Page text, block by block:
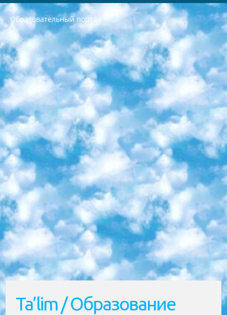
Образовательный портал
РЕСПУБЛИКА УЗБЕКИСТАН МИНИСТРЕРСТВО ДОШКОЛЬНОГО И ШКОЛЬНОГО ОБРАЗОВАНИЯ КОМАНДА в общеобразовательных учреждениях в 2023-2024 учебном году организация и проведение итоговой государственной аттестации обучающихся о Министра дошкольного и школьного образования Республики Узбекистан от 4 марта 2008 года (постановлением Минюста от 20 марта 2008 года № 1778 государственной регистрации) «Итоговое состояние учащихся общего среднего образования на основании положения об утверждении положения об аттестации общего среднего образования выпускной экзамен студентов в образовательных учреждениях в 2023-2024 учебном году В целях организации и прохождения аттестации приказываю: 1. Следующее: перечень предметов, по которым будет проводиться итоговая государственная аттестация и экзамен формы перевода согласно приложению 1; сертификаты международного образца, оценивающие уровень владения иностранными языками перечень согласно приложению 2; 2. Педагогический при специализированных образовательных учреждениях. научно-практический центр квалификации и международной оценки (Д.Давидова) 2024 г. До 25 марта: задания по предметам, по которым будет проводиться итоговая аттестация разработка и утверждение технических условий; итоговая аттестация на основании разработанного предметного задания разработка вопросов по предметам (устно и письменно), экзамен передача; общеобразовательные средние школы и специальные учебные заведения учащиеся выпускных классов школ и интернатов в агентской системе подготовка базы данных экзаменационных материалов и критериев оценки; перевод базы экзаменационных материалов на все языки обучения подать в Республиканский образовательный центр для изготовления; варианты экзаменов на основе разработанных контрольных материалов пусть будут поставлены задачи формирования. 3. Республиканский образовательный центр (Ш.Худайкулов) до 5 апреля 2024 года. до: база данных предоставленных экзаменационных материалов на все языки обучения перевод и экспертиза; для слепых, слабовидящих, глухих, слабослышащих и умственно отсталых детей учащиеся выпускных классов специализированных школ и школ-интернатов база данных экзаменационных материалов на всех преподаваемых языках подготовка критериев оценки; специализированные школы для умственно отсталых детей и технологии для учащихся выпускных классов школ-интернатов разработка соответствующих рекомендаций и критериев проведения ЕГЭ по естествознанию давать задания. 4. Педагогический при специализированных образовательных учреждениях. Научно-практический центр навыков и международной оценки (Д.Давидова), Республика образовательный центр (Худайкулов Ш.) итоговый государственный аттестационный экзамен ориентирован на творческое и логическое мышление при подготовке базы материалов учитывать введение заданий. 5. Следует отметить, что: сертификат государственного образца о знании общеобразовательного предмета и как минимум национальный уровень B1 по предметам на иностранных языках, указанным в Приложении 2. или международно признанный сертификат эквивалентного уровня студенты, изучающие определенный предмет, освобождаются от экзамена; по соответствующим предметам запланирована итоговая государственная аттестация за день до дня, путем жеребьевки Рабочей группой (в письменной форме по предметам, проводимым в форме) из числа сформированных вариантов выбрано 2 варианта; 2 выбранных варианта экзамена анонсированы на официальном сайте министерства и все выпускники по всей стране на основе этих вариантов проводит итоговую государственную аттестацию. 6. Государственное образование учащихся средних общеобразовательных учреждений. знания в соответствии с квалификационными требованиями, которые необходимо приобрести на основании стандартов итоговый (выпускной) контроль для 9 и 11 классов в целях тестирования Экзамены (далее – экзамены) состоят из предметов, перечисленных в приложении 1. будет сделано. 7. Экзамены пройдут с 26 мая по 15 июня 2024 г. (кроме науки физического воспитания). 8. Физическая для учащихся 9 классов общесредних образовательных учреждений. Экзамены по предмету «Образование, квалификация медицина» 1-6 мая 2024 года. сотрудники перевести под присмотр (с отклонениями в физическом или умственном развитии) специализированная школа для детей, школы-интернаты и со сколиозом школы-интернаты санаторного типа для больных детей исключены). 9. Он был слепым, слабовидящим и имел нарушения опорно-двигательного аппарата. экзамены в специализированных школах и интернатах для детей должны проводиться исходя из требований, предъявляемых к общеобразовательным учреждениям (физкультура кроме науки). 10. Специализированная школа для глухих и слабослышащих детей. и экзамены в интернатах и быть реализован в виде письменного теста по математике. 11. Специальность для умственно отсталых детей. Для 9 класса Родной язык и литературное письмо Государственный язык (язык обучения – узбекский). для неклассов) написано Математическое письмо Письменная/устная история Узбекистана Физическое воспитание практично Итоговый контроль Для 11 класса Написание родного языка и литературы (эссе) Математическое письмо Узбекский язык (обучение на узбекском языке) не посещающее общее среднее образование для учреждений)/Образовательное учреждение выбор письменный и устный Иностранный язык письменный/устный Письменная/устная история Узбекистана *По выбору студента:  Химия  Физика  Основы государственного права  География 10 бесплатных образовательных ресурсов - Мы составили подборку онлайн-проектов с интерактивными упражнениями, видеолекциями и статьями. Они помогут вам обрести новые и освежить старые знания бесплатно. 1. «ИНТУИТ» Старейшая образовательная площадка Рунета. Здесь вы найдёте сотни текстовых и видеокурсов на десятки различных тем — от программирования до психологии. Многие курсы подготовлены российскими университетами и крупными международными компаниями вроде Intel и Microsoft. Самостоятельное обучение бесплатное, но желающие могут оплатить услуги персональных наставников. 2. «Смартия» знакомит с актуальными профессиями и подсказывает, как им обучаться. Выбрав заинтересовавшую вас специальность — SMM-специалист, фотограф, веб-дизайнер или другую, — увидите список необходимых для неё умений. Чтобы вы могли освоить их самостоятельно, для каждого умения площадка отображает подборку ссылок на учебные материалы. Хотя «Смартия» ориентируется на русскоязычную аудиторию, часть контента всё же доступна только на английском. 3. «Лекторий Физтеха» Проект Московского физико-технического института (Физтеха). С его помощью вы можете смотреть онлайн серии лекций, записанные на видео в этом вузе. В числе доступных предметов — физика, биология, химия, информационные технологии и другие. К некоторым лекциям администрация ресурса прилагает готовые конспекты, которые можно скачивать в PDF-формате. 4. ITMOcourses Онлайн-площадка Санкт-Петербургского национального исследовательского университета информационных технологий, механики и оптики (ИТМО). Ресурс предоставляет свободный доступ к курсам, разработанным в этом вузе. Каталог материалов разбит на четыре категории: «Оптические системы и технологии», «Приборостроение и робототехника», «Информационные технологии» и «Биотехнологии». Курсы состоят из видеолекций, интерактивных демонстраций и заданий. 5. «КиберЛенинка» Электронная научная библиотека открытого доступа. Каталог площадки регулярно обрастает текстами статей из различных научных изданий. Сгруппированные по журналам и рубрикам публикации можно читать онлайн или скачивать целиком в PDF-формате. Проект нацелен на популяризацию науки за счёт открытого доступа к качественной информации. 6. «ПостНаука» На этом ресурсе публикуют подборки видеолекций, составленные экспертами из разных отраслей и объединённые общими темами. Среди них, к примеру, есть серии «Биоинформатика и геномика», «Культура средневековой Скандинавии» и Cinema Studies о теории кино. Каждая подборка лекций — логически связанная история, рассказанная экспертом от первого лица. Кроме того, на сайте появляются научно-образовательные статьи и тесты на разные темы. 7. «Newочём» Команда проекта «Newочём» отбирает самые интересные тексты из англоязычных СМИ и переводит те из них, за которые голосуют участники сообщества «ВКонтакте». По большей части это научно-популярные статьи. Редакторы придумывают лишь заголовки, в остальном содержание переводов соответствует оригиналам. Полные тексты можно читать прямо в социальной сети. 8. InternetUrok Онлайн-база материалов по основным дисциплинам школьной программы. Информация на сайте структурирована по классам, предметам и темам (урокам). Каждый урок состоит из видеолекций и конспектов. Есть также интерактивные тренажёры и тесты для закрепления пройденного материала. Даже если вы давно окончили школу, возможность повторить программу старших классов всегда может пригодиться. 9. Edutainme Ещё один ресурс об образовании. В отличие от Newtonew, как мне кажется, Edutainme больше ориентируется на представителей индустрии: педагогов, предпринимателей, разработчиков образовательных проектов. Но и любой, кто просто стремится к саморазвитию, найдёт на сайте много полезного и интересного для себя. Например, информацию о новых курсах и образовательных сервисах. 10. Newtonew Онлайн-медиа об образовании и обучении в широком смысле. Авторы Newtonew пишут об инструментах, заведениях, тактиках и стратегиях, которые помогают учить других и получать новые знания самостоятельно. На этой площадке вы найдёте новости, обзоры, аналитические мат
Ta’lim / Образование